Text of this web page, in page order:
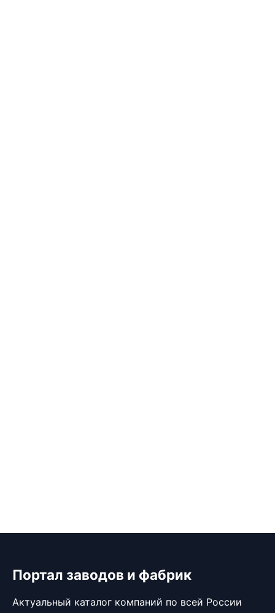
Портал заводов и фабрик
Актуальный каталог компаний по всей России